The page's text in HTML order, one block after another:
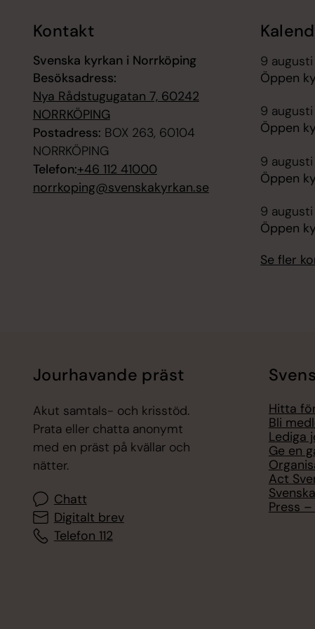
Kontakt
Svenska kyrkan i Norrköping
Besöksadress:
Nya Rådstugugatan 7, 60242
NORRKÖPING
Postadress: BOX 263, 60104
NORRKÖPING
Telefon:+46 112 41000
norrkoping@svenskakyrkan.se
9 augusti
Öppen
9 augusti
Öppen
9 augusti
Öppen
9 augusti
Öppen
Se fler
Jourhavande präst
Akut samtals- och krisstöd.
Prata eller chatta anonymt
med en präst på kvällar och
nätter.
Chatt
Digitalt brev
Telefon 112
Hitta
Bli
Lediga
Ge en
Act
Press